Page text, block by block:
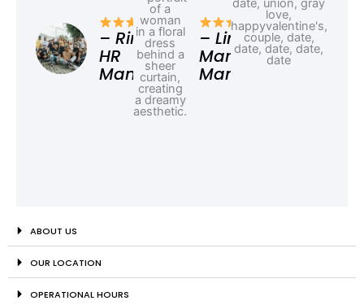
– Rina,
HR
Manager
– Linda,
Marketing
Manager
ABOUT US
OUR LOCATION
OPERATIONAL HOURS